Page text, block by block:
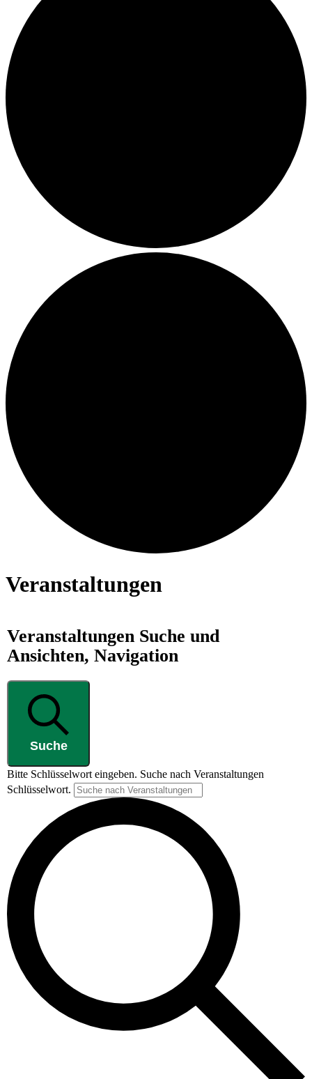
Veranstaltungen
Veranstaltungen Suche und
Ansichten, Navigation
Suche
Bitte Schlüsselwort eingeben. Suche nach Veranstaltungen
Schlüsselwort.